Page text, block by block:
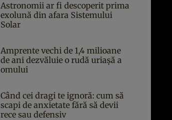
Astronomii ar fi descoperit prima
exolună din afara Sistemului
Solar
Amprente vechi de 1,4 milioane
de ani dezvăluie o rudă uriașă a
omului
Când cei dragi te ignoră: cum să
scapi de anxietate fără să devii
rece sau defensiv